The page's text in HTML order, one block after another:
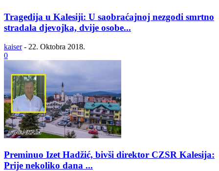
Tragedija u Kalesiji: U saobraćajnoj nezgodi smrtno
stradala djevojka, dvije osobe...
kaiser - 22. Oktobra 2018.
0
Preminuo Izet Hadžić, bivši direktor CZSR Kalesija:
Prije nekoliko dana ...